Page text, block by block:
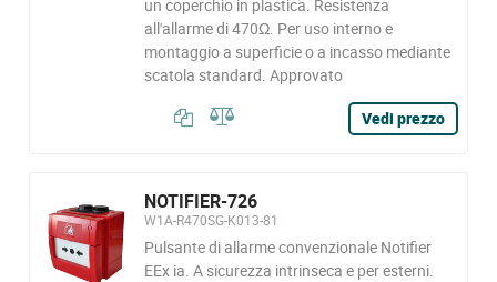
un coperchio in plastica. Resistenza
all'allarme di 470Ω. Per uso interno e
montaggio a superficie o a incasso mediante
scatola standard. Approvato
Vedi prezzo
NOTIFIER-726
W1A-R470SG-K013-81
Pulsante di allarme convenzionale Notifier
EEx ia. A sicurezza intrinseca e per esterni.